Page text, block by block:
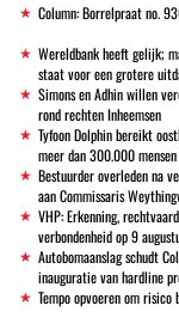
Column: Borrelpraat no.
Wereldbank heeft gelijk;
staat voor een grotere
Simons en Adhin willen
rond rechten Inheemsen
Tyfoon Dolphin bereikt
meer dan 300.000
Bestuurder overleden na
aan Commissaris
VHP: Erkenning,
verbondenheid op 9
Autobomaanslag schudt
inauguratie van hardline
Tempo opvoeren om